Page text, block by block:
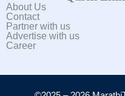
About Us
Contact
Partner with us
Advertise with us
Career